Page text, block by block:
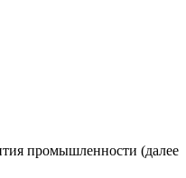
промышленности (далее